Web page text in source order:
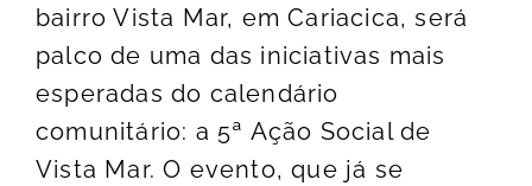
bairro Vista Mar, em Cariacica, será
palco de uma das iniciativas mais
esperadas do calendário
comunitário: a 5ª Ação Social de
Vista Mar. O evento, que já se